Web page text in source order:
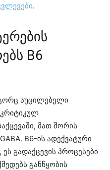
.
B6
აუცილებელი
კრიტიკულ
მათ შორის
B6-ის ადექვატური
გადაქცევის პროცესები
განწყობის